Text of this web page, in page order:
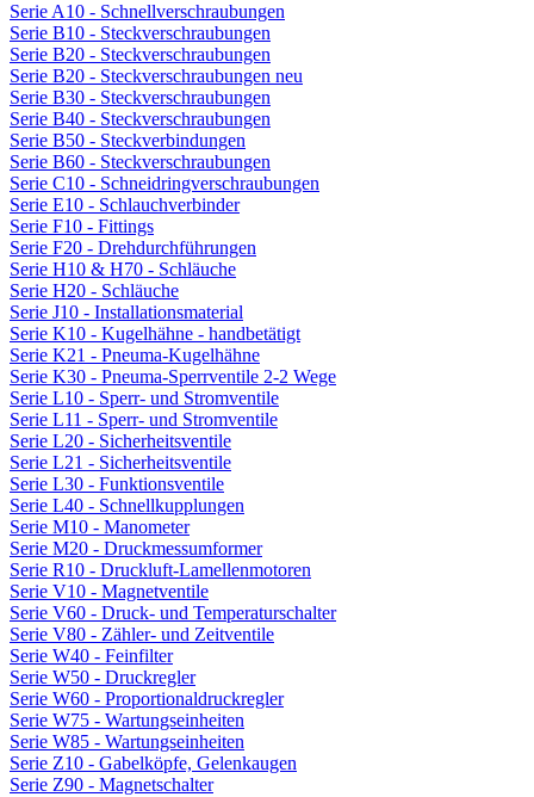
Serie A10 - Schnellverschraubungen
Serie B10 - Steckverschraubungen
Serie B20 - Steckverschraubungen
Serie B20 - Steckverschraubungen neu
Serie B30 - Steckverschraubungen
Serie B40 - Steckverschraubungen
Serie B50 - Steckverbindungen
Serie B60 - Steckverschraubungen
Serie C10 - Schneidringverschraubungen
Serie E10 - Schlauchverbinder
Serie F10 - Fittings
Serie F20 - Drehdurchführungen
Serie H10 & H70 - Schläuche
Serie H20 - Schläuche
Serie J10 - Installationsmaterial
Serie K10 - Kugelhähne - handbetätigt
Serie K21 - Pneuma-Kugelhähne
Serie K30 - Pneuma-Sperrventile 2-2 Wege
Serie L10 - Sperr- und Stromventile
Serie L11 - Sperr- und Stromventile
Serie L20 - Sicherheitsventile
Serie L21 - Sicherheitsventile
Serie L30 - Funktionsventile
Serie L40 - Schnellkupplungen
Serie M10 - Manometer
Serie M20 - Druckmessumformer
Serie R10 - Druckluft-Lamellenmotoren
Serie V10 - Magnetventile
Serie V60 - Druck- und Temperaturschalter
Serie V80 - Zähler- und Zeitventile
Serie W40 - Feinfilter
Serie W50 - Druckregler
Serie W60 - Proportionaldruckregler
Serie W75 - Wartungseinheiten
Serie W85 - Wartungseinheiten
Serie Z10 - Gabelköpfe, Gelenkaugen
Serie Z90 - Magnetschalter